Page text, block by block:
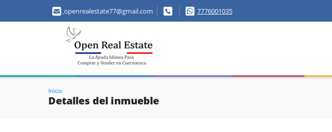
openrealestate77@gmail.com 7776001035
Inicio
Detalles del inmueble